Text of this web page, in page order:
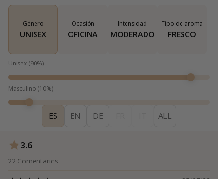
Género
UNISEX
Ocasión
OFICINA
Intensidad
MODERADO
Tipo de aroma
FRESCO
Unisex (90%)
Masculino (10%)
ES EN DE ALL
3.6
22 Comentarios